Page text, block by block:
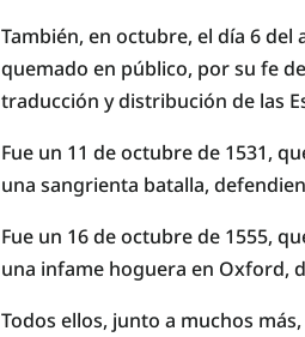
También, en octubre, el día 6
quemado en público, por su fe
traducción y distribución de las
Fue un 11 de octubre de 1531,
una sangrienta batalla,
Fue un 16 de octubre de 1555,
una infame hoguera en Oxford,
Todos ellos, junto a muchos